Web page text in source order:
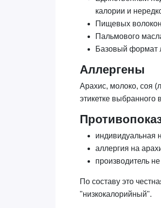
калории и
Пищевых волокон
Пальмового
Базовый формат
Аллергены
Арахис, молоко, соя
этикетке выбранного
индивидуальная
аллергия на
производитель
По составу это
"низкокалорийный".